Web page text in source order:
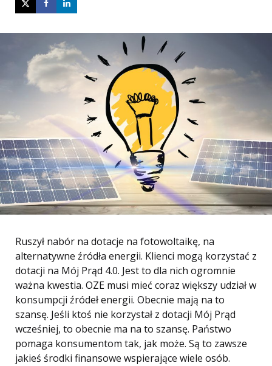
Ruszył nabór na dotacje na fotowoltaikę, na
alternatywne źródła energii. Klienci mogą korzystać z
dotacji na Mój Prąd 4.0. Jest to dla nich ogromnie
ważna kwestia. OZE musi mieć coraz większy udział w
konsumpcji źródeł energii. Obecnie mają na to
szansę. Jeśli ktoś nie korzystał z dotacji Mój Prąd
wcześniej, to obecnie ma na to szansę. Państwo
pomaga konsumentom tak, jak może. Są to zawsze
jakieś środki finansowe wspierające wiele osób.